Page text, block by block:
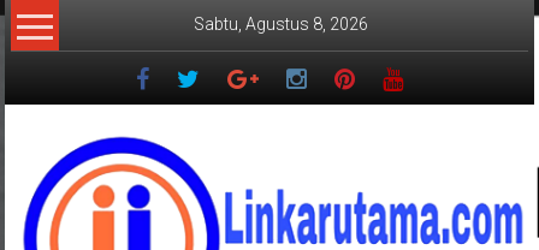
Lompat
ke
Sabtu, Agustus 8, 2026